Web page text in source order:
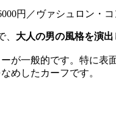
円／ヴァシュロン・
大人の男の風格を演出
が一般的です。特に表
めしたカーフです。